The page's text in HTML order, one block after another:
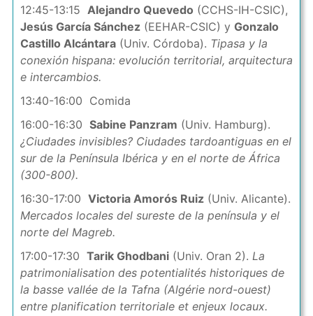
12:45-13:15 Alejandro Quevedo (CCHS-IH-CSIC),
Jesús García Sánchez(EEHAR-CSIC) y Gonzalo
Castillo Alcántara(Univ. Córdoba). Tipasa y la
conexión hispana: evolución territorial, arquitectura
e intercambios.
13:40-16:00 Comida
16:00-16:30 Sabine Panzram (Univ. Hamburg).
¿Ciudades invisibles? Ciudades tardoantiguas en el
sur de la Península Ibérica y en el norte de África
(300-800).
16:30-17:00 Victoria Amorós Ruiz(Univ. Alicante).
Mercados locales del sureste de la península y el
norte del Magreb.
17:00-17:30 Tarik Ghodbani(Univ. Oran 2). La
patrimonialisation des potentialités historiques de
la basse vallée de la Tafna (Algérie nord-ouest)
entre planification territoriale et enjeux locaux.